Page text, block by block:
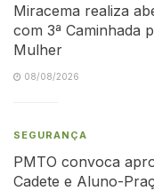
Miracema realiza
com 3ª Caminhada
Mulher
08/08/2026
SEGURANÇA
PMTO convoca
Cadete e Aluno-